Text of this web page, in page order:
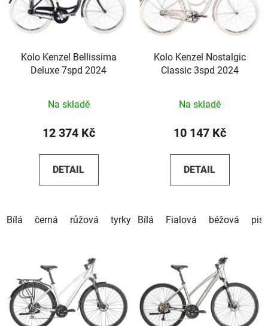
Kolo Kenzel Bellissima
Deluxe 7spd 2024
Na skladě
12 374 Kč
DETAIL
Bílá černá růžová tyrkysová béžová hnědá
Kolo Kenzel Nostalgic
Classic 3spd 2024
Na skladě
10 147 Kč
DETAIL
Bílá Fialová béžová